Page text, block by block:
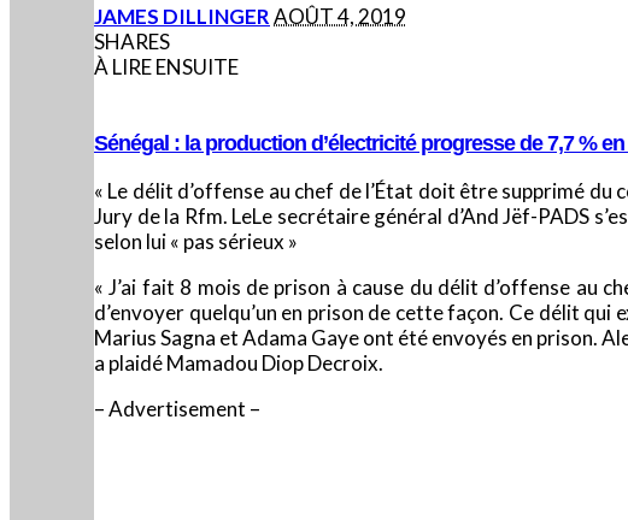
POSTED
BY
JAMES DILLINGERAOÛT 4, 2019
SHARES
À LIRE ENSUITE
Sénégal : la production d’électricité progresse de 7,7 %
« Le délit d’offense au chef de l’État doit être supprimé du
Jury de la Rfm. LeLe secrétaire général d’And Jëf-PADS
selon lui « pas sérieux »
« J’ai fait 8 mois de prison à cause du délit d’offense au
d’envoyer quelqu’un en prison de cette façon. Ce délit
Marius Sagna et Adama Gaye ont été envoyés en prison.
a plaidé Mamadou Diop Decroix.
– Advertisement –